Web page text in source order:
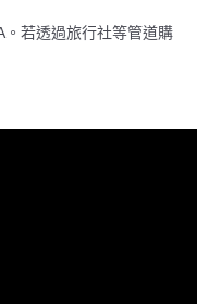
若透過旅行社等管道購